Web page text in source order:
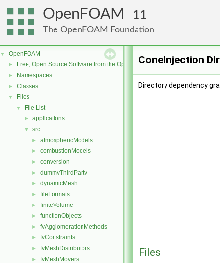
OpenFOAM 11
The OpenFOAM Foundation
▼ OpenFOAM
► Free, Open Source Software from the OpenFOAM Foundation
► Namespaces
► Classes
▼ Files
▼ File List
► applications
▼ src
► atmosphericModels
► combustionModels
► conversion
► dummyThirdParty
► dynamicMesh
► fileFormats
► finiteVolume
► functionObjects
► fvAgglomerationMethods
► fvConstraints
► fvMeshDistributors
► fvMeshMovers
ConeInjection
Directory dependency
Files